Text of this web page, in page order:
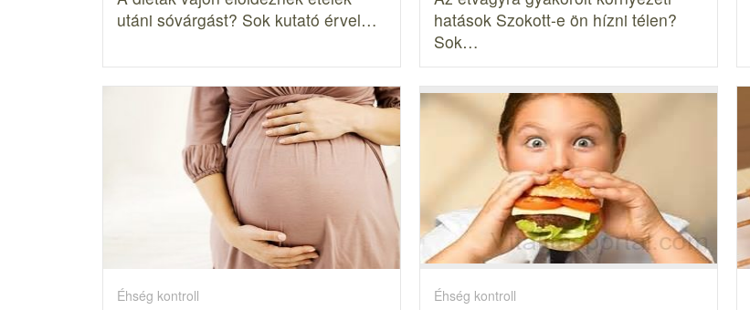
utáni sóvárgást? Sok kutató érvel…
hatások Szokott-e ön hízni télen?
Sok…
Éhség kontroll Éhség kontroll